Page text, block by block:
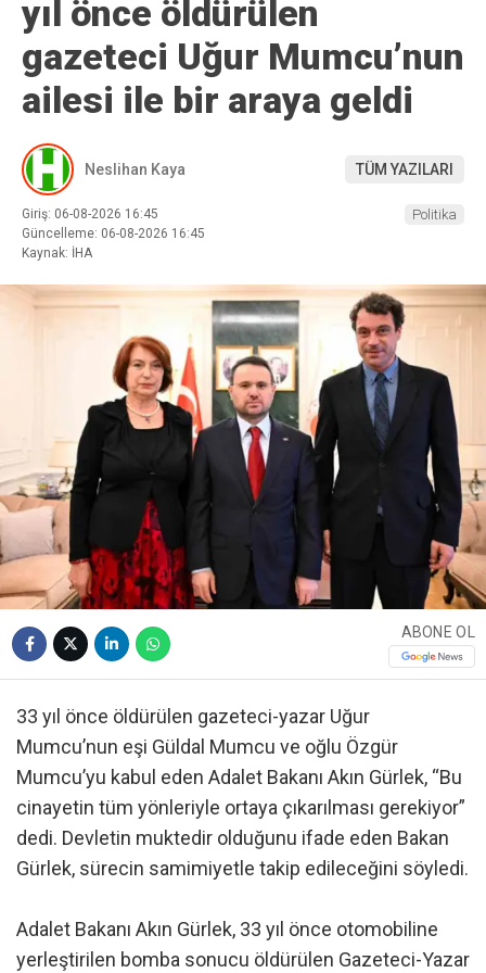
yıl önce öldürülen
gazeteci Uğur Mumcu’nun
ailesi ile bir araya geldi
Neslihan Kaya TÜM YAZILARI
Giriş: 06-08-2026 16:45
Güncelleme: 06-08-2026 16:45
Kaynak: İHA
Politika
ABONE OL
33 yıl önce öldürülen gazeteci-yazar Uğur
Mumcu’nun eşi Güldal Mumcu ve oğlu Özgür
Mumcu’yu kabul eden Adalet Bakanı Akın Gürlek, “Bu
cinayetin tüm yönleriyle ortaya çıkarılması gerekiyor”
dedi. Devletin muktedir olduğunu ifade eden Bakan
Gürlek, sürecin samimiyetle takip edileceğini söyledi.
Adalet Bakanı Akın Gürlek, 33 yıl önce otomobiline
yerleştirilen bomba sonucu öldürülen Gazeteci-Yazar